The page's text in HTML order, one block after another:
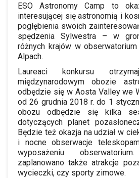
ESO Astronomy Camp to
interesującej się astronomią i
pogłębienia swoich
spędzenia Sylwestra – w
różnych krajów w
Alpach.
Laureaci konkursu
międzynarodowym obozie
odbędzie się w Aosta Valley we
od 26 grudnia 2018 r. do 1
obozu odbędzie się kilka
dotyczących planet
Będzie też okazja na udział w
i nocne obserwacje
wyposażeniu
zaplanowano także atrakcje
wycieczki, czy sporty zimowe.